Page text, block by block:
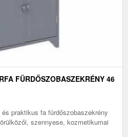
FÜRDŐSZOBASZEKRÉNY 46
praktikus fa fürdőszobaszekrény
szennyese, kozmetikumai